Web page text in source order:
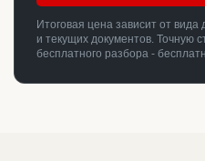
Итоговая цена зависит от
и текущих документов. Точную
бесплатного разбора -